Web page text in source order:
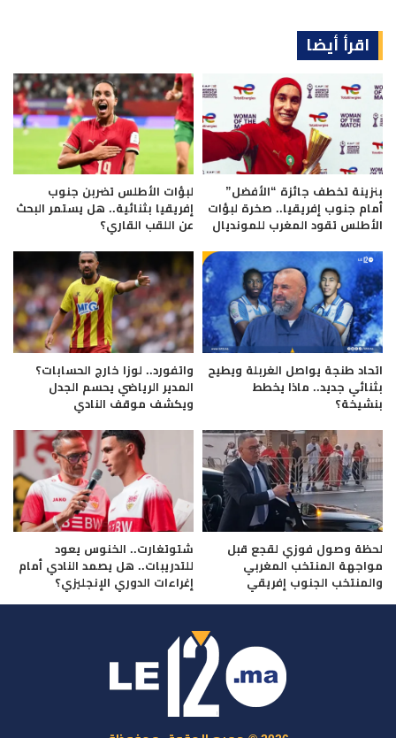
اقرأ أيضا
بنزينة تخطف جائزة “الأفضل”
أمام جنوب إفريقيا.. صخرة لبؤات
الأطلس تقود المغرب للمونديال
لبؤات الأطلس تضربن جنوب
إفريقيا بثنائية.. هل يستمر البحث
عن اللقب القاري؟
اتحاد طنجة يواصل الغربلة ويطيح
بثنائي جديد.. ماذا يخطط
بنشيخة؟
واتفورد.. لوزا خارج الحسابات؟
المدير الرياضي يحسم الجدل
ويكشف موقف النادي
لحظة وصول فوزي لقجع قبل
مواجهة المنتخب المغربي
والمنتخب الجنوب إفريقي
شتوتغارت.. الخنوس يعود
للتدريبات.. هل يصمد النادي أمام
إغراءات الدوري الإنجليزي؟